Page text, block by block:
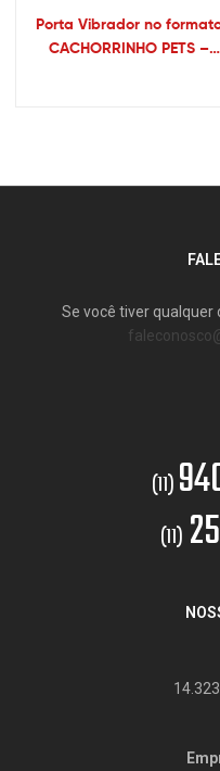
Porta Vibrador no
CACHORRINHO PETS –
Se você tiver qualquer
(11)
(11)